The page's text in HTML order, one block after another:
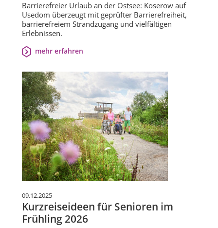
Barrierefreier Urlaub an der Ostsee: Koserow auf
Usedom überzeugt mit geprüfter Barrierefreiheit,
barrierefreiem Strandzugang und vielfältigen
Erlebnissen.
mehr erfahren
09.12.2025
Kurzreiseideen für Senioren im
Frühling 2026